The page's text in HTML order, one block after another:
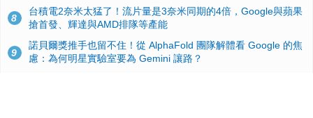
8
台積電2奈米太猛了！流片量是3奈米同期的4倍，Google與蘋果
搶首發、輝達與AMD排隊等產能
9
諾貝爾獎推手也留不住！從 AlphaFold 團隊解體看 Google 的焦
慮：為何明星實驗室要為 Gemini 讓路？